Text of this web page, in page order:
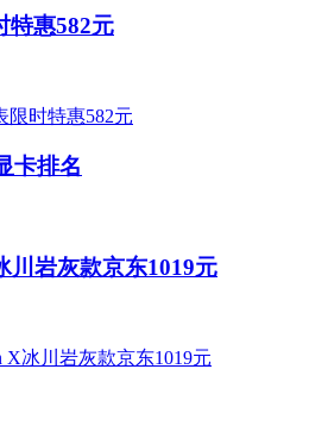
特惠582元
卡排名
川岩灰款京东1019元